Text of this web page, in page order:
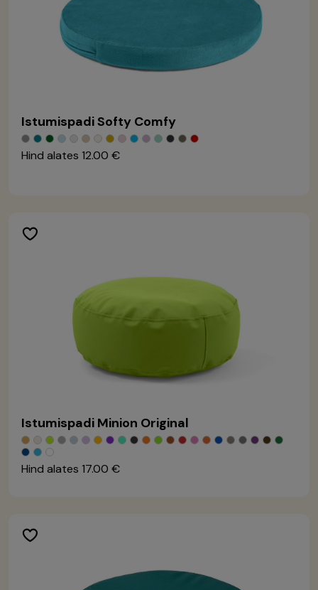
Istumispadi Softy Comfy
Hind alates 12.00 €
Istumispadi Minion Original
Hind alates 17.00 €